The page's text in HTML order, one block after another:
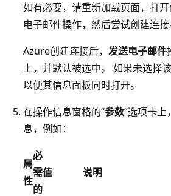
如有必要，请重新加载页面，打
电子邮件操作，然后尝试创建连接
Azure创建连接后， 发送电子邮件
上，并默认被选中。 如果未选择
以便其信息面板同时打开。
在操作信息窗格的“参数”选项卡
息，例如：
属
性
必
需
的
值 说明